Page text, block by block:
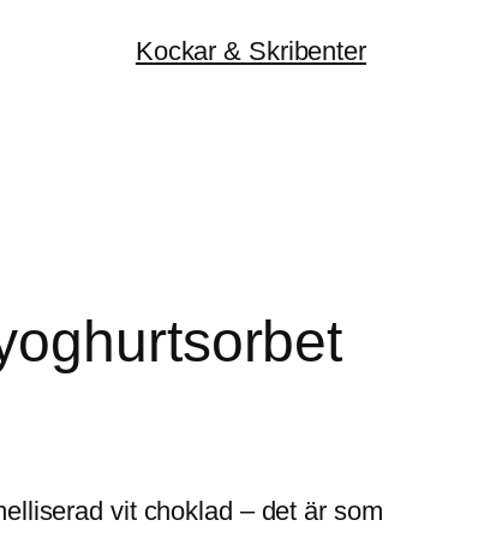
Kockar & Skribenter
vit choklad – det är som